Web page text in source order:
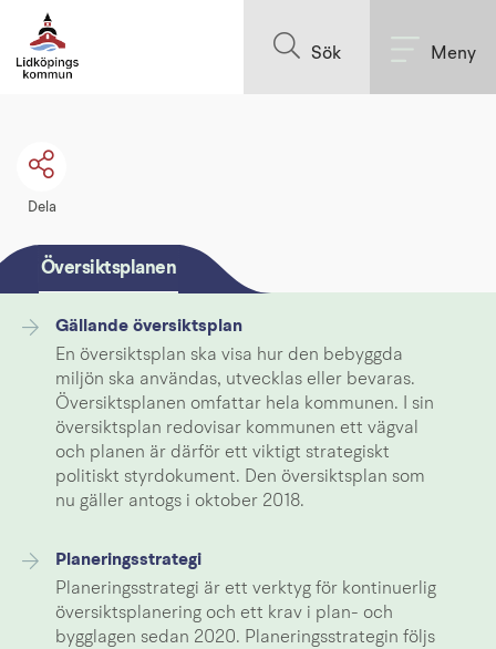
Sök Meny
Dela
Översiktsplanen
Gällande översiktsplan
En översiktsplan ska visa hur den bebyggda
miljön ska användas, utvecklas eller bevaras.
Översiktsplanen omfattar hela kommunen. I sin
översiktsplan redovisar kommunen ett vägval
och planen är därför ett viktigt strategiskt
politiskt styrdokument. Den översiktsplan som
nu gäller antogs i oktober 2018.
Planeringsstrategi
Planeringsstrategi är ett verktyg för kontinuerlig
översiktsplanering och ett krav i plan- och
bygglagen sedan 2020. Planeringsstrategin följs